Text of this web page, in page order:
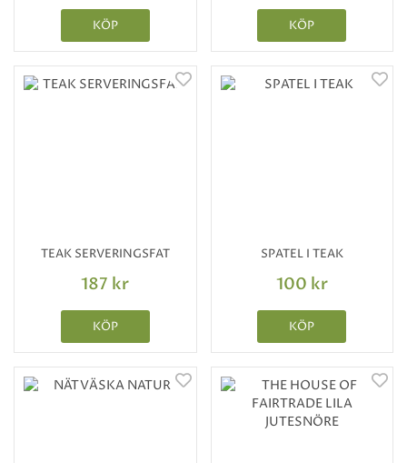
KÖP KÖP
TEAK SERVERINGSFAT
187 kr
KÖP
SPATEL I TEAK
100 kr
KÖP